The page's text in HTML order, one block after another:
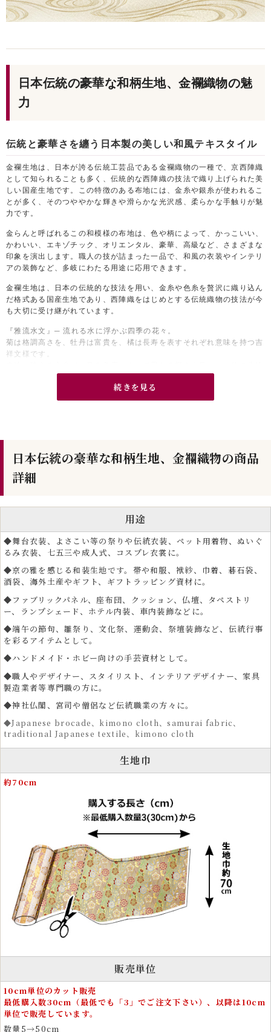
日本伝統の豪華な和柄生地、金襴織物の魅
力
伝統と豪華さを纏う日本製の美しい和風テキスタイル
金襴生地は、日本が誇る伝統工芸品である金襴織物の一種で、京西陣織
として知られることも多く、伝統的な西陣織の技法で織り上げられた美
しい国産生地です。この特徴のある布地には、金糸や銀糸が使われるこ
とが多く、そのつややかな輝きや滑らかな光沢感、柔らかな手触りが魅
力です。
金らんと呼ばれるこの和模様の布地は、色や柄によって、かっこいい、
かわいい、エキゾチック、オリエンタル、豪華、高級など、さまざまな
印象を演出します。職人の技が詰まった一品で、和風の衣装やインテリ
アの装飾など、多岐にわたる用途に応用できます。
金襴生地は、日本の伝統的な技法を用い、金糸や色糸を贅沢に織り込ん
だ格式ある国産生地であり、西陣織をはじめとする伝統織物の技法が今
も大切に受け継がれています。
『雅流水文』─ 流れる水に浮かぶ四季の花々。
菊は格調高さを、牡丹は富貴を、橘は長寿を表すそれぞれ意味を持つ吉
祥文様です。
が、まるで絵画のような表情を見せます。
大人っぽさと可愛らしさを兼ね備え、さまざまなシーンで使いやすい生
クラフト生地として人気のハンドメイド・手芸用金襴
金襴生地は、和裁を好む手芸愛好家や手芸資材としても高い人気があり
ます。カットクロスやはぎれは、ポーチ、酒袋、 ワイン袋、碁石袋、
笛袋、帽子、マスク、革細工、弓袋など、さまざまな作品制作に使用で
きます。
小さめの柄で構成されているため、ドール衣装やぬいぐるみ衣装、愛犬
用の着物など細かな制作にも適しています。 金糸がきらめく織物生地
は、作品に存在感と高級感を与えます。
衣装とファッションに広がる金襴の和風テイストの美
金襴生地は、和風衣装をはじめ、舞台衣装、祭り衣装、よさこい衣装、
雅楽衣装、神楽衣裳など、伝統的な和装に多く使用されています。着物
や帯、化粧まわしなどフォーマルな装いにも適しています。
運動会や文化祭、剣道、弓道、茶道、書道の発表会、ドレス、コスプ
レ、民族衣装などにも用いられ、その豪華な見た目が存在感を放ちま
す。
続きを見る
日本伝統の豪華な和柄生地、金襴織物の商品
詳細
用途
◆舞台衣装、よさこい等の祭りや伝統衣装、ペット用着物、ぬいぐ
るみ衣装、七五三や成人式、コスプレ衣裳に。
◆京の雅を感じる和装生地です。帯や和服、袱紗、巾着、碁石袋、
酒袋、海外土産やギフト、ギフトラッピング資材に。
◆ファブリックパネル、座布団、クッション、仏壇、タペストリ
ー、ランプシェード、ホテル内装、車内装飾などに。
◆端午の節句、雛祭り、文化祭、運動会、祭壇装飾など、伝統行事
を彩るアイテムとして。
◆ハンドメイド・ホビー向けの手芸資材として。
◆職人やデザイナー、スタイリスト、インテリアデザイナー、家具
製造業者等専門職の方に。
◆神社仏閣、宮司や僧侶など伝統職業の方々に。
◆Japanese brocade、kimono cloth、samurai fabric、
traditional Japanese textile、kimono cloth
生地巾
約70cm
販売単位
10cm単位のカット販売
最低購入数30cm（最低でも「3」でご注文下さい）、以降は10cm
単位で販売しています。
数量5→50cm